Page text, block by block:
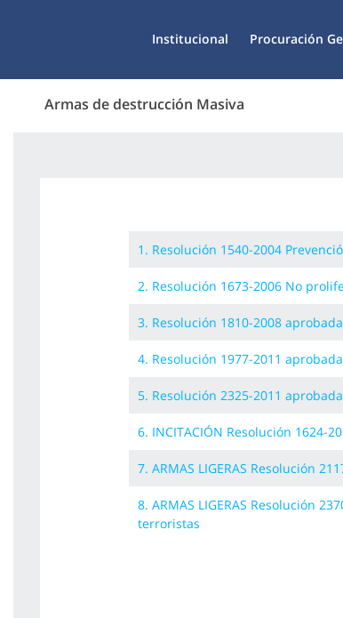
Institucional Procuración
Armas de destrucción Masiva
1. Resolución 1540-2004
2. Resolución 1673-2006 No
3. Resolución 1810-2008
4. Resolución 1977-2011
5. Resolución 2325-2011
6. INCITACIÓN Resolución
7. ARMAS LIGERAS Resolución
8. ARMAS LIGERAS Resolución
terroristas